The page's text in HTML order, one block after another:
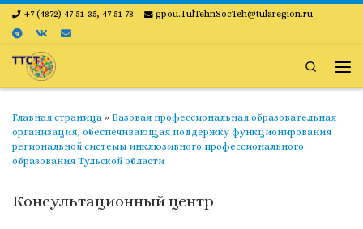
Skip to content
+7 (4872) 47-51-35, 47-51-78 gpou.TulTehnSocTeh@tularegion.ru
Search
Главная страница » Базовая профессиональная образовательная
организация, обеспечивающая поддержку функционирования
региональной системы инклюзивного профессионального
образования Тульской области
Консультационный центр